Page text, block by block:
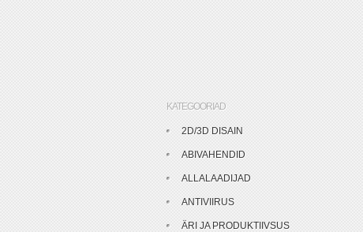
KATEGOORIAD
2D/3D DISAIN
ABIVAHENDID
ALLALAADIJAD
ANTIVIIRUS
ÄRI JA PRODUKTIIVSUS